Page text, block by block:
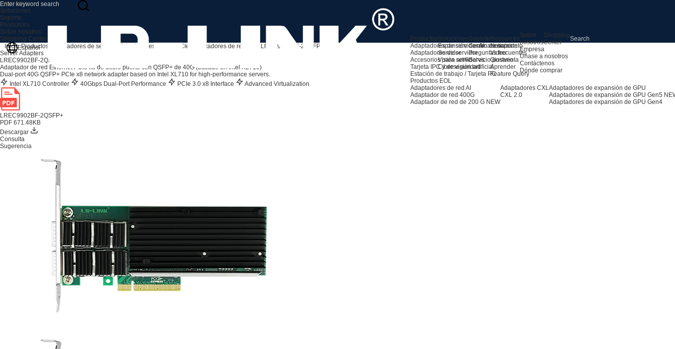
Productos
Adaptadores de servidor AI
Adaptadores de servidor
Accesorios para servidores
Tarjeta IPC y de visión artificial
Estación de trabajo / Tarjeta PC
Productos EOL
Adaptadores de red AI
Adaptador de red 400G
Adaptador de red de 200 G NEW
Adaptadores CXL
CXL 2.0
Adaptadores de expansión de GPU
Adaptadores de expansión de GPU Gen5
Adaptadores de expansión de GPU Gen4
Soluciones
Expansión de almacenamiento
Servidor
Visión artificial
Ciberseguridad
Soporte
Centro de soporte
Preguntas frecuentes
Servicio postventa
Resources
Noticias
Video
Glosario
Aprender
Feature Query
Sobre
nosotros
Empresa
Únase a nosotros
Contáctenos
Dónde comprar
Shopping
Center
Productos
Soluciones
Soporte
Resources
Sobre nosotros
Shopping Center
Español
Inicio Productos Adaptadores de servidor Adaptadores de red PCIe Adaptadores de red 40G
LREC9902BF-2QSFP+
Server Adapters
LREC9902BF-2QSFP+
Adaptador de red Ethernet PCIe x8 de doble puerto con QSFP+ de 40G (basado en Intel XL710)
Dual-port 40G QSFP+ PCIe x8 network adapter based on Intel XL710 for high-performance servers.
Intel XL710 Controller
40Gbps Dual-Port Performance PCIe 3.0 x8 Interface Advanced Virtualization
LREC9902BF-2QSFP+
PDF 671.48KB
Descargar
Consulta
Sugerencia